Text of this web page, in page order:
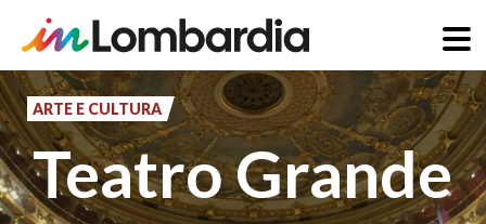
Salta
al
contenuto
principale
ARTE E CULTURA
Teatro Grande